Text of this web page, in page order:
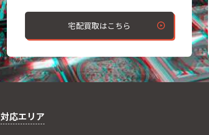
宅配買取はこちら
対応エリア